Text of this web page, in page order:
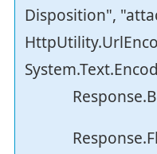
Disposition",